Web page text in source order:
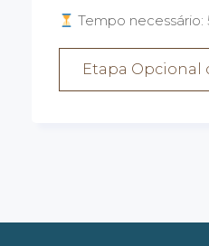
Tempo necessário:
Etapa Opcional